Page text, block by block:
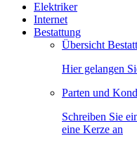
Elektriker
Internet
Bestattung
Übersicht
Hier gelangen
Parten und
Schreiben Sie
eine Kerze an